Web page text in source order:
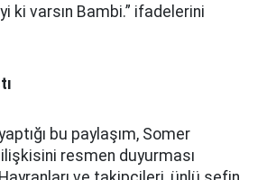
ki varsın Bambi.” ifadelerini
bu paylaşım, Somer
ilişkisini resmen duyurması